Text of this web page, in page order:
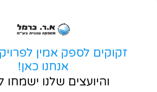
זקוקים לספק אמין
אנחנו כאן!
והיועצים שלנו ישמחו